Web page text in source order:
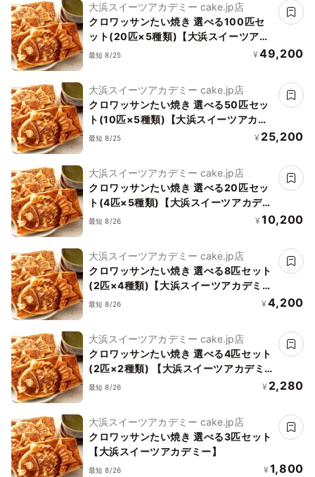
大浜スイーツアカデミー cake.jp店
クロワッサンたい焼き 選べる100匹セ
ット(20匹×5種類)【大浜スイーツアカ
デミー】
最短 8/25 ¥ 49,200
大浜スイーツアカデミー cake.jp店
クロワッサンたい焼き 選べる50匹セッ
ト(10匹×5種類)【大浜スイーツアカデ
ミー】
最短 8/25 ¥ 25,200
大浜スイーツアカデミー cake.jp店
クロワッサンたい焼き 選べる20匹セッ
ト(4匹×5種類)【大浜スイーツアカデミ
ー】
最短 8/26 ¥ 10,200
大浜スイーツアカデミー cake.jp店
クロワッサンたい焼き 選べる8匹セット
(2匹×4種類)【大浜スイーツアカデミ
ー】
最短 8/26 ¥ 4,200
大浜スイーツアカデミー cake.jp店
クロワッサンたい焼き 選べる4匹セット
(2匹×2種類) 【大浜スイーツアカデミ
ー】
最短 8/26 ¥ 2,280
大浜スイーツアカデミー cake.jp店
クロワッサンたい焼き 選べる3匹セット
【大浜スイーツアカデミー】
最短 8/26 ¥ 1,800